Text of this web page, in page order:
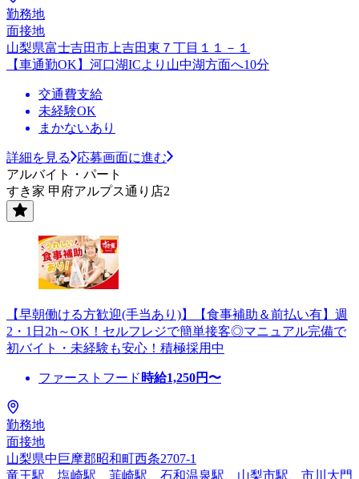
勤務地
面接地
山梨県富士吉田市上吉田東７丁目１１－１
【車通勤OK】河口湖ICより山中湖方面へ10分
交通費支給
未経験OK
まかないあり
詳細を見る
応募画面に進む
アルバイト・パート
すき家 甲府アルプス通り店2
【早朝働ける方歓迎(手当あり)】【食事補助＆前払い有】週
2・1日2h～OK！セルフレジで簡単接客◎マニュアル完備で
初バイト・未経験も安心！積極採用中
ファーストフード 時給1,250円〜
勤務地
面接地
山梨県中巨摩郡昭和町西条2707-1
竜王駅、塩崎駅、韮崎駅、石和温泉駅、山梨市駅、市川大門